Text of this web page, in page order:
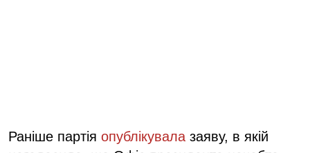
Раніше партія опублікувала заяву, в якій